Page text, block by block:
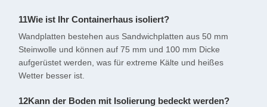
11Wie ist Ihr Containerhaus isoliert?
Wandplatten bestehen aus Sandwichplatten aus 50 mm
Steinwolle und können auf 75 mm und 100 mm Dicke
aufgerüstet werden, was für extreme Kälte und heißes
Wetter besser ist.
12Kann der Boden mit Isolierung bedeckt werden?